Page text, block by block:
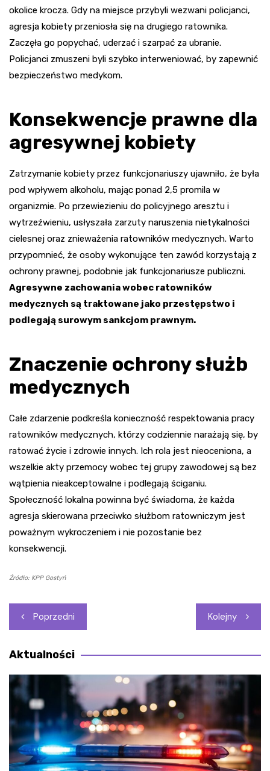
okolice krocza. Gdy na miejsce przybyli wezwani policjanci,
agresja kobiety przeniosła się na drugiego ratownika.
Zaczęła go popychać, uderzać i szarpać za ubranie.
Policjanci zmuszeni byli szybko interweniować, by zapewnić
bezpieczeństwo medykom.
Konsekwencje prawne dla
agresywnej kobiety
Zatrzymanie kobiety przez funkcjonariuszy ujawniło, że była
pod wpływem alkoholu, mając ponad 2,5 promila w
organizmie. Po przewiezieniu do policyjnego aresztu i
wytrzeźwieniu, usłyszała zarzuty naruszenia nietykalności
cielesnej oraz znieważenia ratowników medycznych. Warto
przypomnieć, że osoby wykonujące ten zawód korzystają z
ochrony prawnej, podobnie jak funkcjonariusze publiczni.
Agresywne zachowania wobec ratowników
medycznych są traktowane jako przestępstwo i
podlegają surowym sankcjom prawnym.
Znaczenie ochrony służb
medycznych
Całe zdarzenie podkreśla konieczność respektowania pracy
ratowników medycznych, którzy codziennie narażają się, by
ratować życie i zdrowie innych. Ich rola jest nieoceniona, a
wszelkie akty przemocy wobec tej grupy zawodowej są bez
wątpienia nieakceptowalne i podlegają ściganiu.
Społeczność lokalna powinna być świadoma, że każda
agresja skierowana przeciwko służbom ratowniczym jest
poważnym wykroczeniem i nie pozostanie bez
konsekwencji.
Źródło: KPP Gostyń
Nawigacja
wpisu
Poprzedni Kolejny
Aktualności